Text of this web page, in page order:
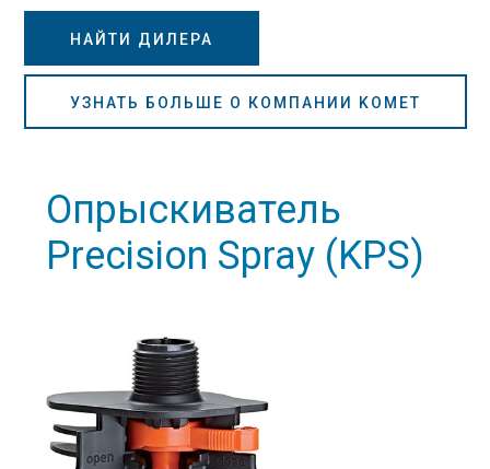
НАЙТИ ДИЛЕРА
УЗНАТЬ БОЛЬШЕ О КОМПАНИИ KOMET
Опрыскиватель
Precision Spray (KPS)